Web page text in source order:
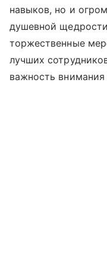
навыков, но и
душевной
торжественные
лучших
важность